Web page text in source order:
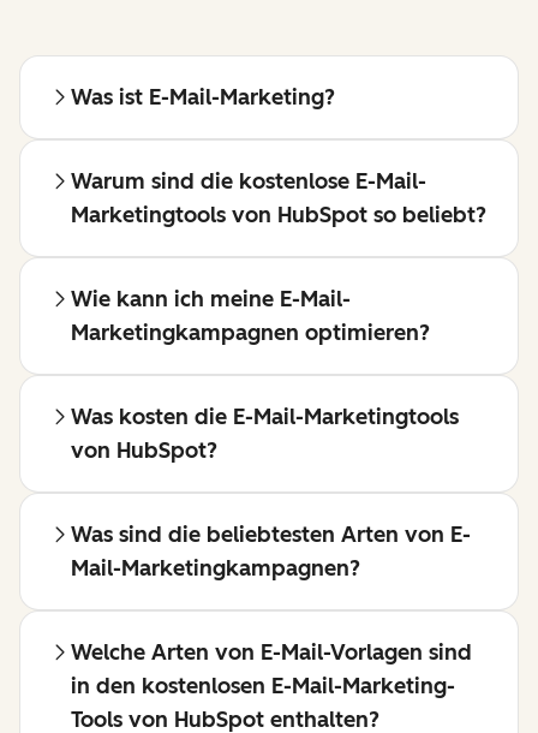
Was ist E-Mail-Marketing?
Warum sind die kostenlose E-Mail-
Marketingtools von HubSpot so beliebt?
Wie kann ich meine E-Mail-
Marketingkampagnen optimieren?
Was kosten die E-Mail-Marketingtools
von HubSpot?
Was sind die beliebtesten Arten von E-
Mail-Marketingkampagnen?
Welche Arten von E-Mail-Vorlagen sind
in den kostenlosen E-Mail-Marketing-
Tools von HubSpot enthalten?